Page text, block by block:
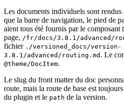
Les documents individuels sont rendus
que la barre de navigation, le pied de
aient tous été fournis par le composant
page, /fr/docs/3.8.1/advanced/
fichier ./versioned_docs/version-
3.8.1/advanced/routing.md . Le
@theme/DocItem.
Le slug du front matter du doc
route, mais la route de base est
du plugin et le path de la version.